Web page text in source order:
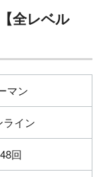
全レベル
マン
ライン
回